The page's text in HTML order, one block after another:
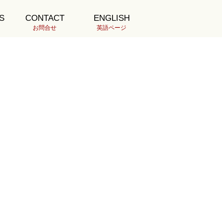
CONTACT
お問合せ
ENGLISH
英語ページ
最新の投稿